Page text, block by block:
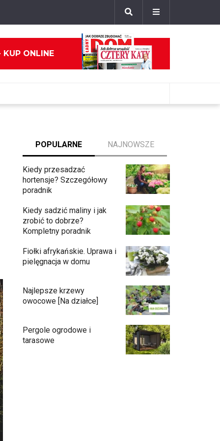
KUP ONLINE
POPULARNE NAJNOWSZE
Kiedy przesadzać
hortensje? Szczegółowy
poradnik
Kiedy sadzić maliny i jak
zrobić to dobrze?
Kompletny poradnik
Fiołki afrykańskie. Uprawa i
pielęgnacja w domu
Najlepsze krzewy
owocowe [Na działce]
Pergole ogrodowe i
tarasowe